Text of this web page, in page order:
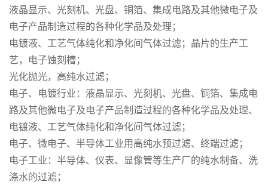
液晶显示、光刻机、光盘、铜箔、集成电路及其他微电子及
电子产品制造过程的各种化学品及处理；
电镀液、工艺气体纯化和净化间气体过滤；晶片的生产工
艺，电子蚀刻槽；
光化抛光，高纯水过滤；
电子、电镀行业：液晶显示、光刻机、光盘、铜箔、集成电
路及其他微电子及电子产品制造过程的各种化学品及处理、
电镀液、工艺气体纯化和净化间气体过滤；
电子、微电子、半导体工业用高纯水预过滤、终端过滤；
电子工业：半导体、仪表、显像管等生产厂的纯水制备、洗
涤水的过滤；